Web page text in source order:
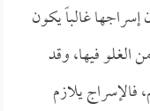
إسراجها غالباً يكون
الغلو فيها، وقد
يلازم